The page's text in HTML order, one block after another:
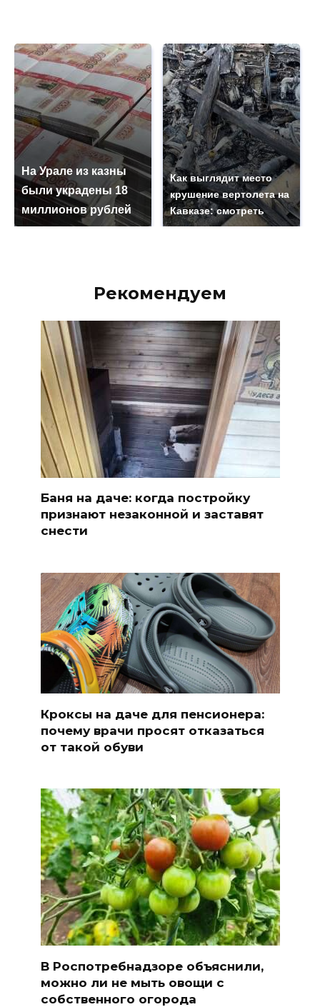
На Урале из казны
были украдены 18
миллионов рублей
Как выглядит место
крушение вертолета на
Кавказе: смотреть
Рекомендуем
Баня на даче: когда постройку
признают незаконной и заставят
снести
Кроксы на даче для пенсионера:
почему врачи просят отказаться
от такой обуви
В Роспотребнадзоре объяснили,
можно ли не мыть овощи с
собственного огорода